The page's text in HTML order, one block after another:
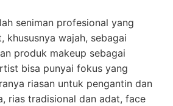
seniman profesional yang
khususnya wajah, sebagai
produk makeup sebagai
bisa punyai fokus yang
riasan untuk pengantin dan
rias tradisional dan adat, face